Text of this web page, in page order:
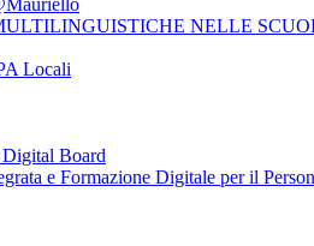
NELLE
Locali
Board
e Formazione Digitale per il